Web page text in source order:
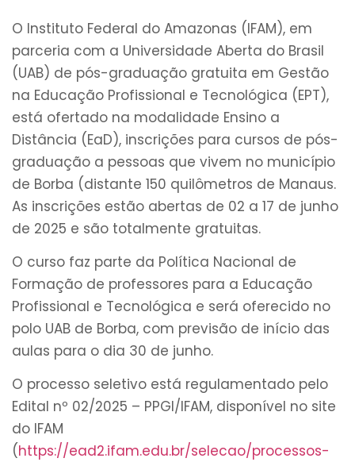
O Instituto Federal do Amazonas (IFAM), em
parceria com a Universidade Aberta do Brasil
(UAB) de pós-graduação gratuita em Gestão
na Educação Profissional e Tecnológica (EPT),
está ofertado na modalidade Ensino a
Distância (EaD), inscrições para cursos de pós-
graduação a pessoas que vivem no município
de Borba (distante 150 quilômetros de Manaus.
As inscrições estão abertas de 02 a 17 de junho
de 2025 e são totalmente gratuitas.
O curso faz parte da Política Nacional de
Formação de professores para a Educação
Profissional e Tecnológica e será oferecido no
polo UAB de Borba, com previsão de início das
aulas para o dia 30 de junho.
O processo seletivo está regulamentado pelo
Edital nº 02/2025 – PPGI/IFAM, disponível no site
do IFAM
(https://ead2.ifam.edu.br/selecao/processos-